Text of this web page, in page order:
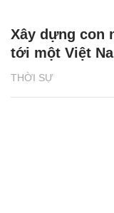
THỜI SỰ
Xây dựng con
tới một Việt